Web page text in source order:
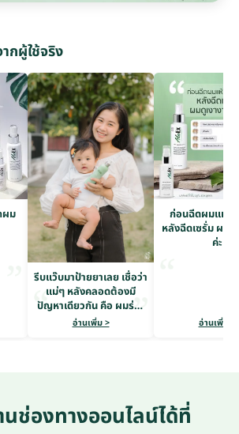
กผู้ใช้จริง
ผม
รีบแว๊บมาป้ายยาเลย เชื่อว่า
แม่ๆ หลังคลอดต้องมี
ปัญหาเดียวกัน คือ ผมร่วง
หนักมาก
อ่านเพิ่ม >
ก่อนฉีดผมแห้งก
หลังฉีดเซรั่ม ผมดู
ค่ะ
อ่านเพิ่ม >
ช่องทางออนไลน์ได้ที่